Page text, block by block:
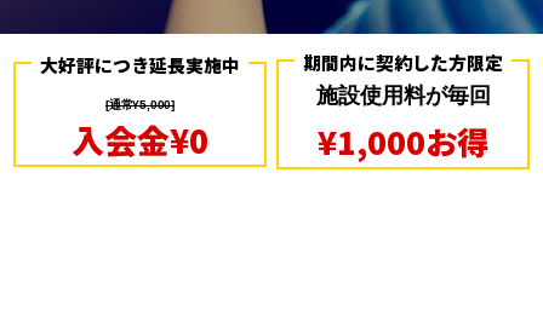
大好評につき延長実施中
[通常¥5,000]
入会金¥0
期間内に契約した方限定
施設使用料が毎回
¥1,000お得